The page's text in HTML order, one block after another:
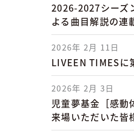
2026-2027シーズ
よる曲目解説の連
2026年 2月 11日
LIVEEN TIMESに
2026年 2月 3日
児童夢基金［感
来場いただいた皆